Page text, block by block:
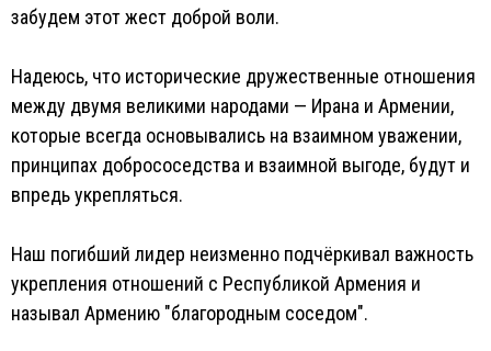
забудем этот жест доброй воли.
Надеюсь, что исторические дружественные отношения
между двумя великими народами — Ирана и Армении,
которые всегда основывались на взаимном уважении,
принципах добрососедства и взаимной выгоде, будут и
впредь укрепляться.
Наш погибший лидер неизменно подчёркивал важность
укрепления отношений с Республикой Армения и
называл Армению "благородным соседом".